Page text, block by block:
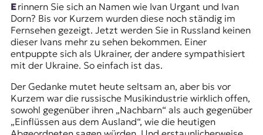
a
s
m
u
s
u
n
d
M
Erinnern Sie sich an Namen wie Ivan Urgant und Ivan
Dorn? Bis vor Kurzem wurden diese noch ständig im
Fernsehen gezeigt. Jetzt werden Sie in Russland keinen
dieser Ivans mehr zu sehen bekommen. Einer
entpuppte sich als Ukrainer, der andere sympathisiert
mit der Ukraine. So einfach ist das.
Der Gedanke mutet heute seltsam an, aber bis vor
Kurzem war die russische Musikindustrie wirklich offen,
sowohl gegenüber ihren „Nachbarn“ als auch gegenüber
„Einflüssen aus dem Ausland“, wie die heutigen